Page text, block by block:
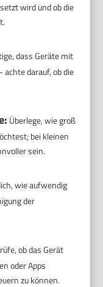
wird und ob die
dass Geräte mit
darauf, ob die
Überlege, wie groß
bei kleinen
sein.
wie aufwendig
der
ob das Gerät
oder Apps
zu können.